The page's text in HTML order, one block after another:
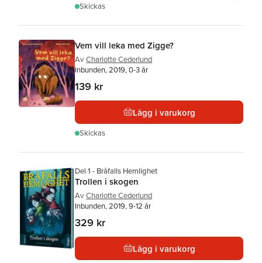
Skickas
Vem vill leka med Zigge?
Av Charlotte Cederlund
Inbunden, 2019, 0-3 år
139 kr
Lägg i varukorg
Skickas
Del 1 - Bråfalls Hemlighet
Trollen i skogen
Av Charlotte Cederlund
Inbunden, 2019, 9-12 år
329 kr
Lägg i varukorg